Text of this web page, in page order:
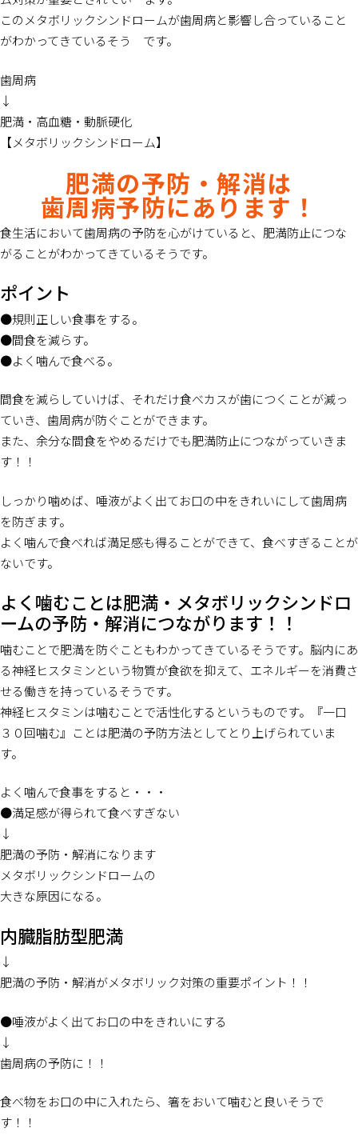
このメタボリックシンドロームが歯周病と影響し合っていること
がわかってきているそう です。
歯周病
↓
肥満・高血糖・動脈硬化
【メタボリックシンドローム】
肥満の予防・解消は
歯周病予防にあります！
食生活において歯周病の予防を心がけていると、肥満防止につな
がることがわかってきているそうです。
ポイント
●規則正しい食事をする。
●間食を減らす。
●よく噛んで食べる。
間食を減らしていけば、それだけ食べカスが歯につくことが減っ
ていき、歯周病が防ぐことができます。
また、余分な間食をやめるだけでも肥満防止につながっていきま
す！！
しっかり噛めば、唾液がよく出てお口の中をきれいにして歯周病
を防ぎます。
よく噛んで食べれば満足感も得ることができて、食べすぎることが
ないです。
よく噛むことは肥満・メタボリックシンドロ
ームの予防・解消につながります！！
噛むことで肥満を防ぐこともわかってきているそうです。脳内にあ
る神経ヒスタミンという物質が食欲を抑えて、エネルギーを消費さ
せる働きを持っているそうです。
神経ヒスタミンは噛むことで活性化するというものです。『一口
３０回噛む』ことは肥満の予防方法としてとり上げられていま
す。
よく噛んで食事をすると・・・
●満足感が得られて食べすぎない
↓
肥満の予防・解消になります
メタボリックシンドロームの
大きな原因になる。
内臓脂肪型肥満
↓
肥満の予防・解消がメタボリック対策の重要ポイント！！
●唾液がよく出てお口の中をきれいにする
↓
歯周病の予防に！！
食べ物をお口の中に入れたら、箸をおいて噛むと良いそうで
す！！